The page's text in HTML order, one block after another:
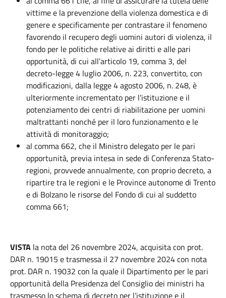
vittime e la prevenzione della violenza domestica e di
genere e specificamente per contrastare il fenomeno
favorendo il recupero degli uomini autori di violenza, il
fondo per le politiche relative ai diritti e alle pari
opportunità, di cui all’articolo 19, comma 3, del
decreto-legge 4 luglio 2006, n. 223, convertito, con
modificazioni, dalla legge 4 agosto 2006, n. 248, è
ulteriormente incrementato per l’istituzione e il
potenziamento dei centri di riabilitazione per uomini
maltrattanti nonché per il loro funzionamento e le
attività di monitoraggio;
al comma 662, che il Ministro delegato per le pari
opportunità, previa intesa in sede di Conferenza Stato-
regioni, provvede annualmente, con proprio decreto, a
ripartire tra le regioni e le Province autonome di Trento
e di Bolzano le risorse del Fondo di cui al suddetto
comma 661;
VISTA la nota del 26 novembre 2024, acquisita con prot.
DAR n. 19015 e trasmessa il 27 novembre 2024 con nota
prot. DAR n. 19032 con la quale il Dipartimento per le pari
opportunità della Presidenza del Consiglio dei ministri ha
trasmesso lo schema di decreto per l’istituzione e il